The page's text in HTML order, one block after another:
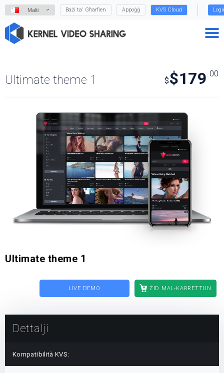
Malti Bażi ta' Għarfien Appoġġ KVS Cloud
Ultimate theme 1 $$179.00
Ultimate theme 1
LIVE DEMO ŻID MAL-KARRETTUN
Dettalji
Kompatibilità KVS: